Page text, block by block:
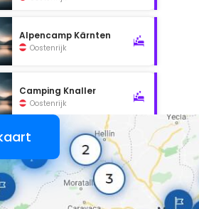
Alpencamp Kärnten
Oostenrijk
Camping Knaller
Oostenrijk